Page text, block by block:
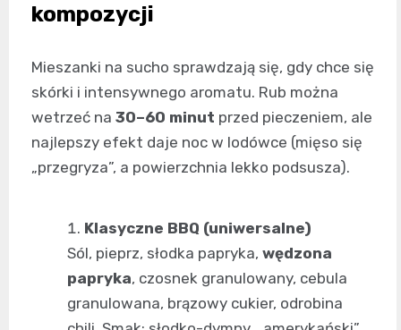
kompozycji
Mieszanki na sucho sprawdzają się, gdy chce się
skórki i intensywnego aromatu. Rub można
wetrzeć na 30–60 minut przed pieczeniem, ale
najlepszy efekt daje noc w lodówce (mięso się
„przegryza”, a powierzchnia lekko podsusza).
Klasyczne BBQ (uniwersalne)
Sól, pieprz, słodka papryka, wędzona
papryka, czosnek granulowany, cebula
granulowana, brązowy cukier, odrobina